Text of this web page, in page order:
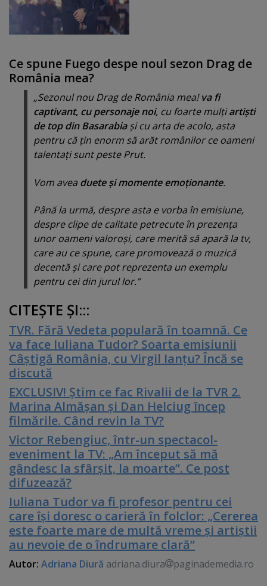
Ce spune Fuego despe noul sezon Drag de
România mea?
„Sezonul nou Drag de România mea!va fi
captivant, cu personaje noi, cu foarte mulţiartişti
de top din Basarabiaşi cu arta de acolo, asta
pentru că ţin enorm să arăt românilor ce oameni
talentaţi sunt peste Prut.
Vom avea duete şi momente emoţionante.
Până la urmă, despre asta e vorba în emisiune,
despre clipe de calitate petrecute în prezenţa
unor oameni valoroşi, care merită să apară la tv,
care au ce spune, care promovează o muzică
decentă şi care pot reprezenta un exemplu
pentru cei din jurul lor.”
CITEŞTE ŞI:::
TVR. Fără Vedeta populară în toamnă. Ce
va face Iuliana Tudor? Soarta emisiunii
Câştigă România, cu Virgil Ianţu? Încă se
discută
EXCLUSIV! Ştim ce fac Rivalii de la TVR 2.
Marina Almăşan şi Dan Helciug încep
filmările. Când revin la TV?
Victor Rebengiuc, într-un spectacol-
eveniment la TV: „Am început să mă
gândesc la sfârşit, la moarte”. Ce post
difuzează?
Iuliana Tudor va fi profesor pentru cei
care îşi doresc o carieră în folclor: „Cererea
este foarte mare de multă vreme şi artiştii
au nevoie de o îndrumare clară”
Autor: Adriana Diură adriana.diura paginademedia.ro